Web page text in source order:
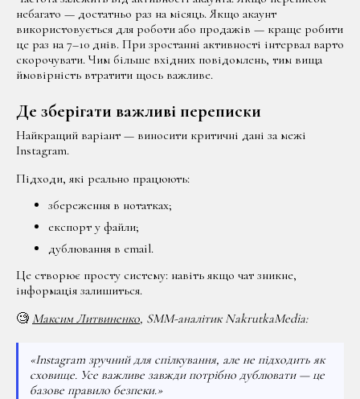
небагато — достатньо раз на місяць. Якщо акаунт
використовується для роботи або продажів — краще робити
це раз на 7–10 днів. При зростанні активності інтервал варто
скорочувати. Чим більше вхідних повідомлень, тим вища
ймовірність втратити щось важливе.
Де зберігати важливі переписки
Найкращий варіант — виносити критичні дані за межі
Instagram.
Підходи, які реально працюють:
збереження в нотатках;
експорт у файли;
дублювання в email.
Це створює просту систему: навіть якщо чат зникне,
інформація залишиться.
🧐 Максим Литвиненко, SMM-аналітик NakrutkaMedia:
«Instagram зручний для спілкування, але не підходить як
сховище. Усе важливе завжди потрібно дублювати — це
базове правило безпеки.»